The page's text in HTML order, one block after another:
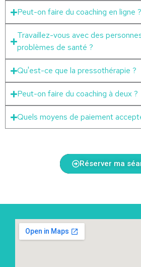
Peut-on faire du coaching en ligne ?
Travaillez-vous avec des
problèmes de santé ?
Qu'est-ce que la pressothérapie ?
Peut-on faire du coaching à deux ?
Quels moyens de paiement
Réserver ma